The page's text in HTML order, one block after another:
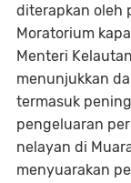
diterapkan oleh
Moratorium
Menteri
menunjukkan
termasuk
pengeluaran
nelayan di
menyuarakan